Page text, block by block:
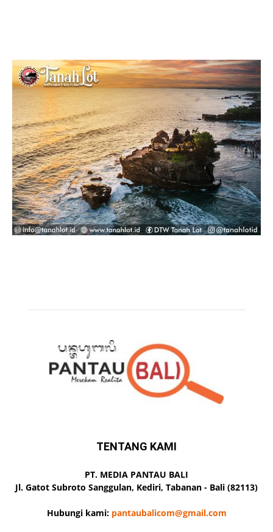
TENTANG KAMI
PT. MEDIA PANTAU BALI
Jl. Gatot Subroto Sanggulan, Kediri, Tabanan - Bali (82113)
Hubungi kami: pantaubalicom@gmail.com